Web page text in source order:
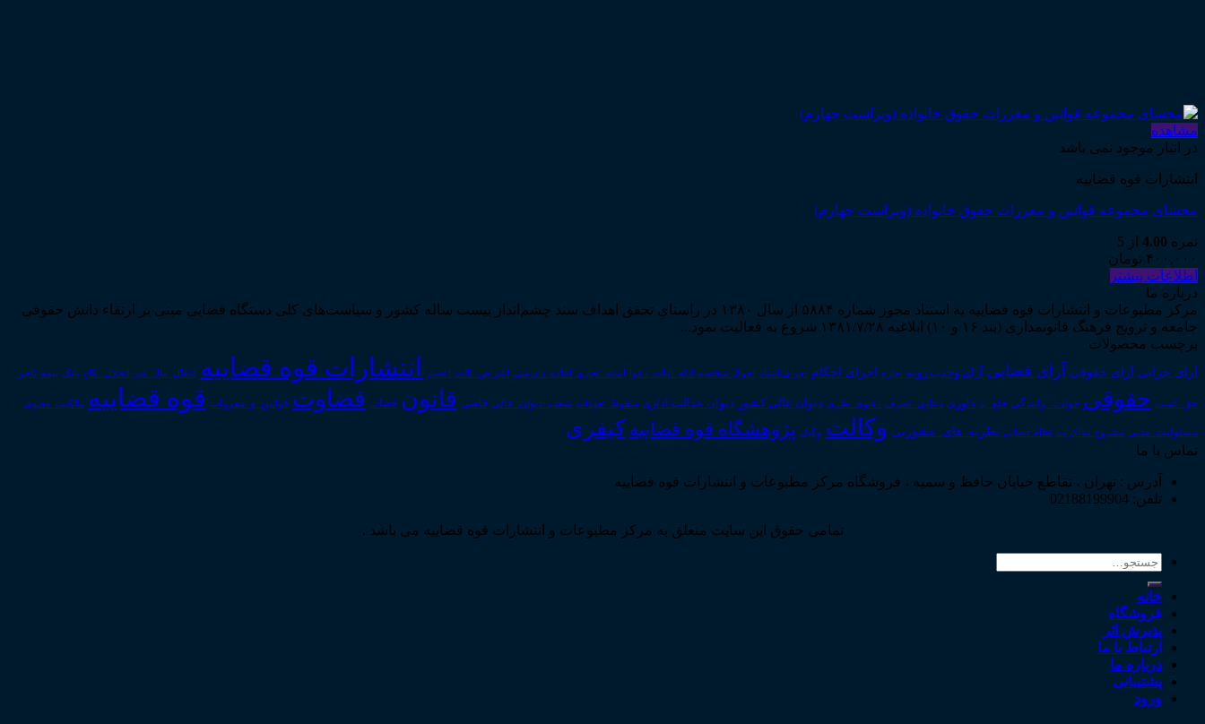
مشاهده
در انبار موجود نمی باشد
انتشارات قوه قضاییه
محشای مجموعه قوانین و مقررات حقوق خانواده (ویراست چهارم)
نمره 4.00 از 5
۴۰۰,۰۰۰ تومان
اطلاعات بیشتر
درباره ما
مرکز مطبوعات و انتشارات قوه قضاییه به استناد مجوز شماره ۵۸۸۴ از سال ۱۳۸۰ در راستای تحقق اهداف سند چشم‌انداز بیست ساله کشور و سیاست‌های کلی دستگاه قضایی مبنی بر ارتقاء دانش حقوقی
جامعه و ترویج فرهنگ قانونمداری (بند ۱۶ و ۱۰) ابلاغیه ۱۳۸۱/۷/۲۸ شروع به فعالیت نمود...
برچسب محصولات
آرای جزایی آرای حقوقی آرای قضایی آرای وحدت رویه اجاره اجرای احکام اجرای اسناد احوال شخصیه ادله_اثبات_دعوا اسناد_تجاری اعاده_دادرسی اعتراض_ثالث اعسار انتشارات قوه قضاییه انتقال_مال_غیر انحلال_نکاح بانک بیمه تاجر
حق_کسب حقوقی حوادث_رانندگی خلع_ید داوری دعاوی_تصرف دعاوی_طاری دیوان عالی کشور دیوان عدالت اداری سقوط_تعهدات شعب_دیوان_عالی قاضی قانون قضات قضاوت قوانین_و_مقررات قوه قضاییه مالکیت_معنوی
مسئولیت_مدنی مشروح مذاکرات نظام قضایی نظریه_های_مشورتی وکالت وکیل پژوهشگاه قوه قضاییه کیفری
تماس با ما
آدرس : تهران ، تقاطع خیابان حافظ و سمیه ، فروشگاه مرکز مطبوعات و انتشارات قوه قضاییه
تلفن: 02188199904
تمامی حقوق این سایت متعلق به مرکز مطبوعات و انتشارات قوه قضاییه می باشد .
جستجو
خانه
فروشگاه
پذیرش اثر
ارتباط با ما
درباره ما
پشتیبانی
ورود